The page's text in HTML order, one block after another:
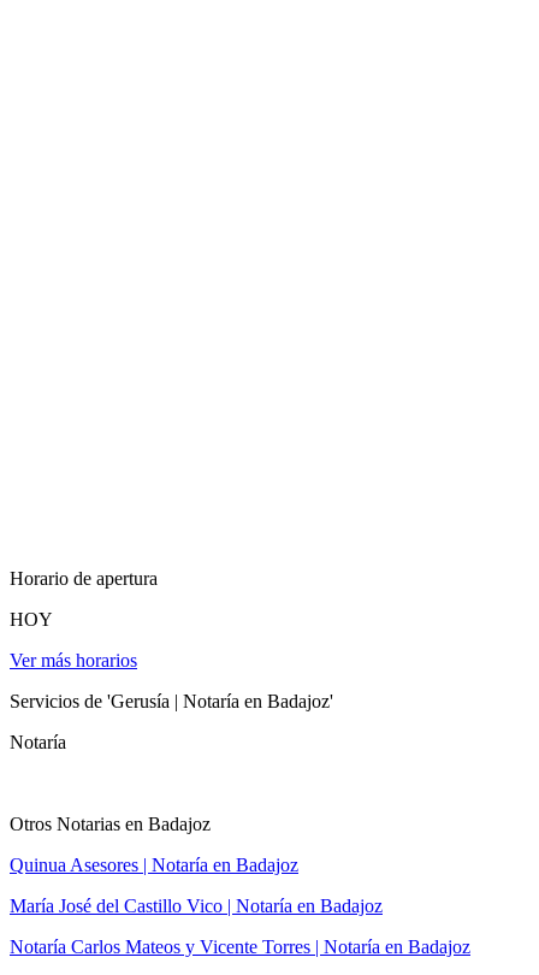
Horario de apertura
HOY
Ver más horarios
Servicios de 'Gerusía | Notaría en Badajoz'
Notaría
Otros Notarias en Badajoz
Quinua Asesores | Notaría en Badajoz
María José del Castillo Vico | Notaría en Badajoz
Notaría Carlos Mateos y Vicente Torres | Notaría en Badajoz